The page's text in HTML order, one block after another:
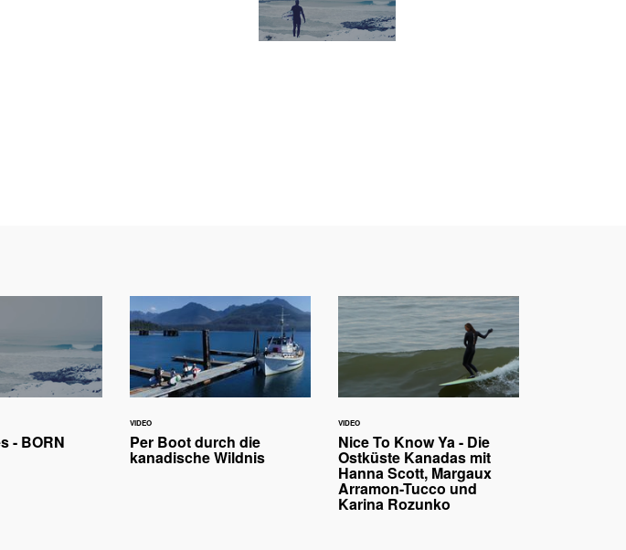
- BORN
VIDEO
Per Boot durch die
kanadische Wildnis
VIDEO
Nice To Know Ya - Die
Ostküste Kanadas mit
Hanna Scott, Margaux
Arramon-Tucco und
Karina Rozunko